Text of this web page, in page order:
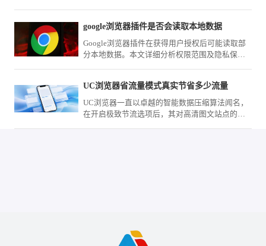
google浏览器插件是否会读取本地数据
Google浏览器插件在获得用户授权后可能读取部
分本地数据。本文详细分析权限范围及隐私保护
UC浏览器省流量模式真实节省多少流量
UC浏览器一直以卓越的智能数据压缩算法闻名，
在开启极致节流选项后，其对高清图文站点的压